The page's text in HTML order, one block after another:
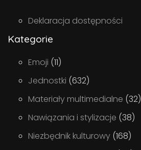
Deklaracja dostępności
Kategorie
Emoji (11)
Jednostki (632)
Materiały multimedialne (32)
Nawiązania i stylizacje (38)
Niezbędnik kulturowy (168)